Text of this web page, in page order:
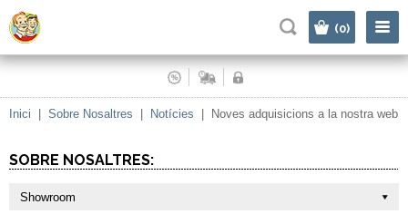
(0)
Inici Sobre Nosaltres Notícies Noves adquisicions a la nostra web
SOBRE NOSALTRES:
Showroom